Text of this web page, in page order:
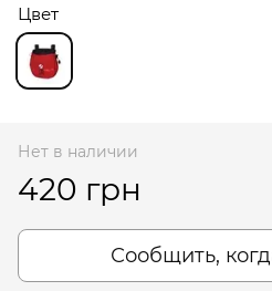
Цвет
Нет в наличии
420 грн
Сообщить,